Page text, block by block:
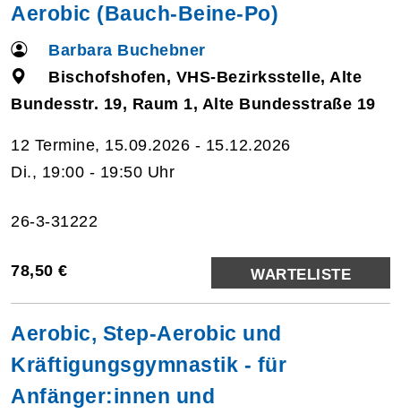
Aerobic (Bauch-Beine-Po)
Barbara Buchebner
Bischofshofen, VHS-Bezirksstelle, Alte
Bundesstr. 19, Raum 1, Alte Bundesstraße 19
12 Termine, 15.09.2026 - 15.12.2026
Di., 19:00 - 19:50 Uhr
26-3-31222
78,50 € WARTELISTE
Aerobic, Step-Aerobic und
Kräftigungsgymnastik - für
Anfänger:innen und